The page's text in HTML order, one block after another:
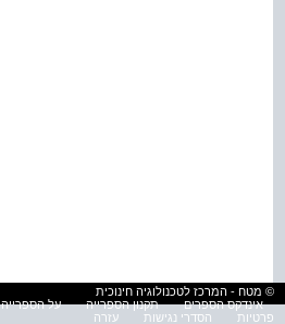
© מטח - המרכז לטכנולוגיה חינוכית
אינדקס הספרים
תקנון הספרייה על הספרייה
פרטיות
הסדרי נגישות עזרה